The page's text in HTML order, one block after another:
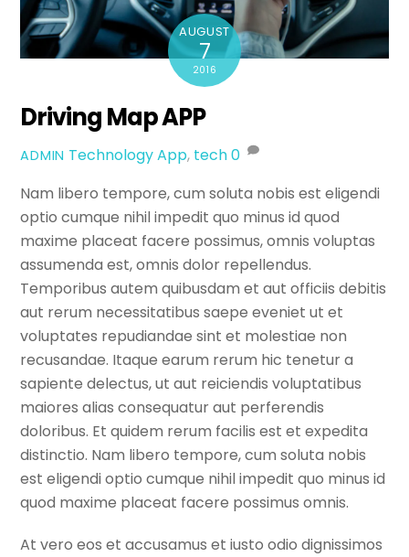
AUGUST
7
2016
Driving Map APP
ADMIN TechnologyApp, tech0
Nam libero tempore, cum soluta nobis est eligendi
optio cumque nihil impedit quo minus id quod
maxime placeat facere possimus, omnis voluptas
assumenda est, omnis dolor repellendus.
Temporibus autem quibusdam et aut officiis debitis
aut rerum necessitatibus saepe eveniet ut et
voluptates repudiandae sint et molestiae non
recusandae. Itaque earum rerum hic tenetur a
sapiente delectus, ut aut reiciendis voluptatibus
maiores alias consequatur aut perferendis
doloribus. Et quidem rerum facilis est et expedita
distinctio. Nam libero tempore, cum soluta nobis
est eligendi optio cumque nihil impedit quo minus id
quod maxime placeat facere possimus omnis.
At vero eos et accusamus et iusto odio dignissimos